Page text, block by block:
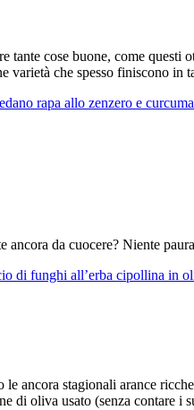
tante cose buone, come
varietà che spesso finiscono in
rapa allo zenzero e curcuma
ancora da cuocere? Niente
di funghi all’erba cipollina in
ancora stagionali arance
di oliva usato (senza contare i